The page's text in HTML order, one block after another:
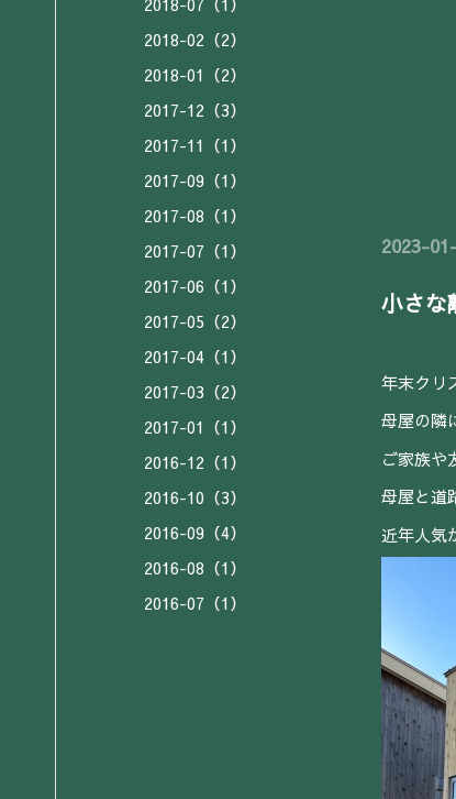
2023-
小さな
年末クリ
母屋の隣
ご家族や
母屋と道
近年人気
2018-02（2）
2018-01（2）
2017-12（3）
2017-11（1）
2017-09（1）
2017-08（1）
2017-07（1）
2017-06（1）
2017-05（2）
2017-04（1）
2017-03（2）
2017-01（1）
2016-12（1）
2016-10（3）
2016-09（4）
2016-08（1）
2016-07（1）